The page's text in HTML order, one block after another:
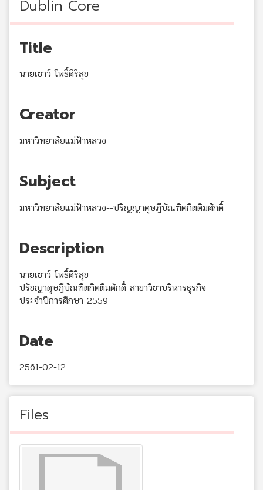
Dublin Core
Title
นายเชาว์ โพธิ์ศิริสุข
Creator
มหาวิทยาลัยแม่ฟ้าหลวง
Subject
มหาวิทยาลัยแม่ฟ้าหลวง--ปริญญาดุษฎีบัณฑิตกิตติมศักดิ์
Description
นายเชาว์ โพธิ์ศิริสุข
ปรัชญาดุษฎีบัณฑิตกิตติมศักดิ์ สาขาวิชาบริหารธุรกิจ
ประจำปีการศึกษา 2559
Date
2561-02-12
Files